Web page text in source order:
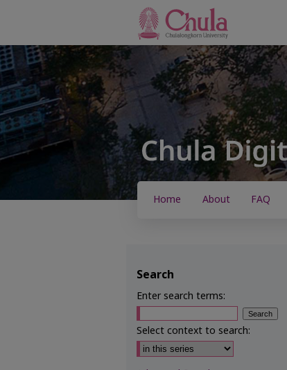
Home About FAQ
Search
Enter search terms:
Select context to search: